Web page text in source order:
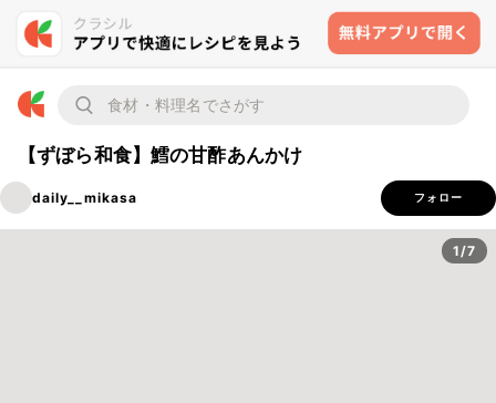
【ずぼら和食】鱈の甘酢あんかけ
daily__mikasa フォロー
1/7